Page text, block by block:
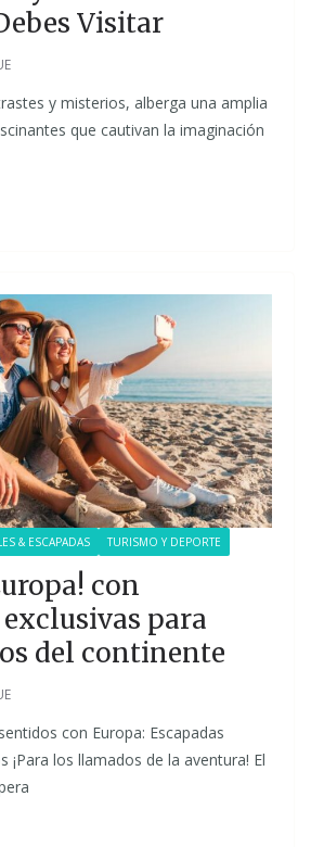
Visitar
y misterios, alberga una amplia
que cautivan la imaginación
& ESCAPADAS TURISMO Y DEPORTE
con
exclusivas para
del continente
con Europa: Escapadas
¡Para los llamados de la aventura! El